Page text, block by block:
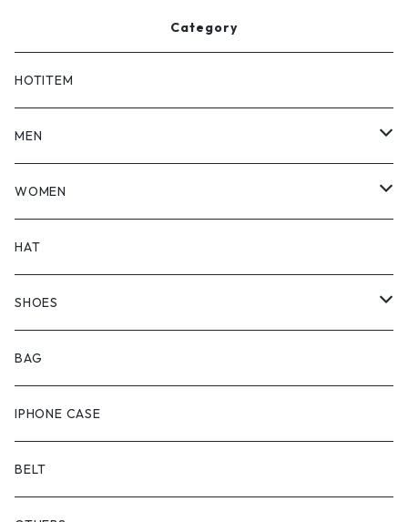
Category
HOTITEM
MEN
TOPS
BOTTOMS
OUTER
WOMEN
TOPS
BOTTOMS
ONEPIECE
OUTER
HAT
SHOES
ブーツ
スニーカー
サンダル
BAG
IPHONE CASE
BELT